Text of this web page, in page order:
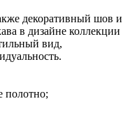
декоративный шов и
в дизайне коллекции
вид,
полотно;